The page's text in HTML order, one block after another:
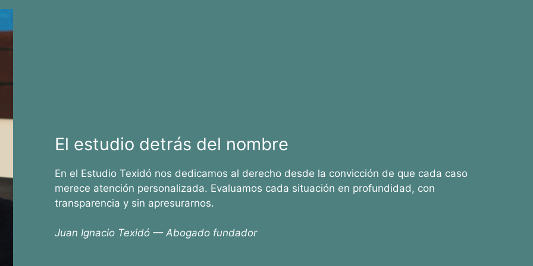
El estudio detrás del nombre
En el Estudio Texidó nos dedicamos al derecho desde la convicción de que cada caso
merece atención personalizada. Evaluamos cada situación en profundidad, con
transparencia y sin apresurarnos.
Juan Ignacio Texidó — Abogado fundador